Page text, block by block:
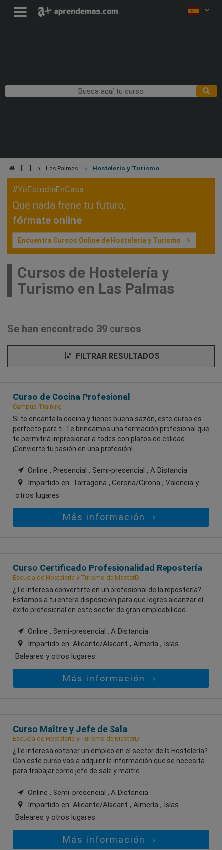
Las Palmas Hostelería y Turismo
#YoEstudioEnCasa
Que nada frene tu futuro,
fórmate online
Encuentra Cursos Online de Hostelería y Turismo
Cursos de Hostelería y
Turismo en Las Palmas
Se han encontrado 39 cursos
FILTRAR RESULTADOS
Curso de Cocina Profesional
Campus Training
Si te encanta la cocina y tienes buena sazón, este curso es
perfecto para ti. Te brindamos una formación profesional que
te permitirá impresionar a todos con platos de calidad.
¡Convierte tu pasión en una profesión!
Online , Presencial , Semi-presencial , A Distancia
Impartido en: Tarragona , Gerona/Girona , Valencia y
otros lugares
Más información
Curso Certificado Profesionalidad Repostería
Escuela de Hostelería y Turismo de MasterD
¿Te interesa convertirte en un profesional de la repostería?
Estamos a tu entera disposición para que logres alcanzar el
éxito profesional en este sector de gran empleabilidad.
Online , Semi-presencial , A Distancia
Impartido en: Alicante/Alacant , Almería , Islas
Baleares y otros lugares
Más información
Curso Maître y Jefe de Sala
Escuela de Hostelería y Turismo de MasterD
¿Te interesa obtener un empleo en el sector de la Hostelería?
Con este curso vas a adquirir la información que se necesita
para trabajar como jefe de sala y maître.
Online , Semi-presencial , A Distancia
Impartido en: Alicante/Alacant , Almería , Islas
Baleares y otros lugares
Más información